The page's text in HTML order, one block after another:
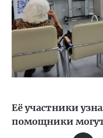
Её участники
помощники